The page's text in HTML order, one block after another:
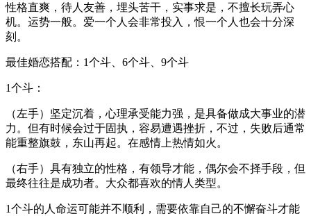
性格直爽，待人友善，埋头苦干，实事求是，不擅长玩弄心
机。运势一般。爱一个人会非常投入，恨一个人也会十分深
刻。
最佳婚恋搭配：1个斗、6个斗、9个斗
1个斗：
（左手）坚定沉着，心理承受能力强，是具备做成大事业的潜
力。但有时候会过于固执，容易遭遇挫折，不过，失败后通常
能重整旗鼓，东山再起。在感情上热情如火。
（右手）具有独立的性格，有领导才能，偶尔会不择手段，但
最终往往是成功者。大众都喜欢的情人类型。
1个斗的人命运可能并不顺利，需要依靠自己的不懈奋斗才能